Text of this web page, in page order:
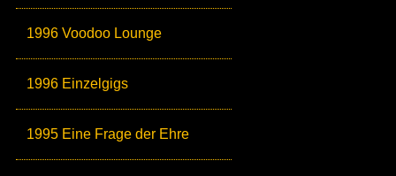
1996 Voodoo Lounge
1996 Einzelgigs
1995 Eine Frage der Ehre